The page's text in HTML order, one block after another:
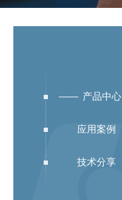
产品中心
应用案例
技术分享